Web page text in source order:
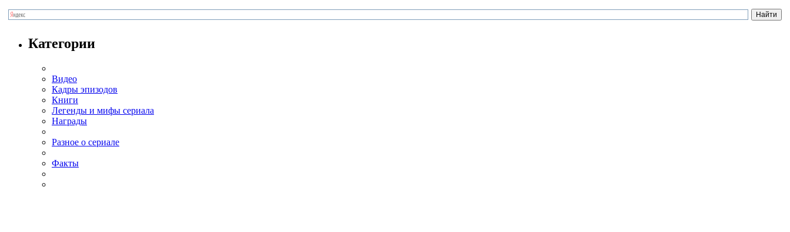
Категории
Видео
Кадры эпизодов
Книги
Легенды и мифы сериала
Награды
Разное о сериале
Факты